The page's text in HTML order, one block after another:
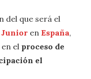
del que será el
Junior en España,
el proceso de
el